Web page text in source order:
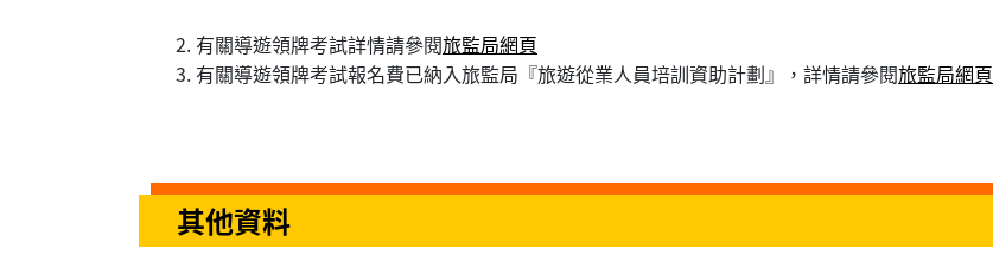
有關導遊領牌考試詳情請參閱旅監局網頁
有關導遊領牌考試報名費已納入旅監局『旅遊從業人員培訓資助計劃』，詳情請參閱旅監局網頁
其他資料